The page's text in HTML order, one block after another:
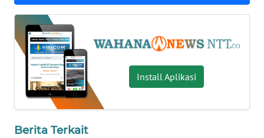
Install Aplikasi
Berita Terkait
WN
BALI
WN
KALBAR
KALTENG